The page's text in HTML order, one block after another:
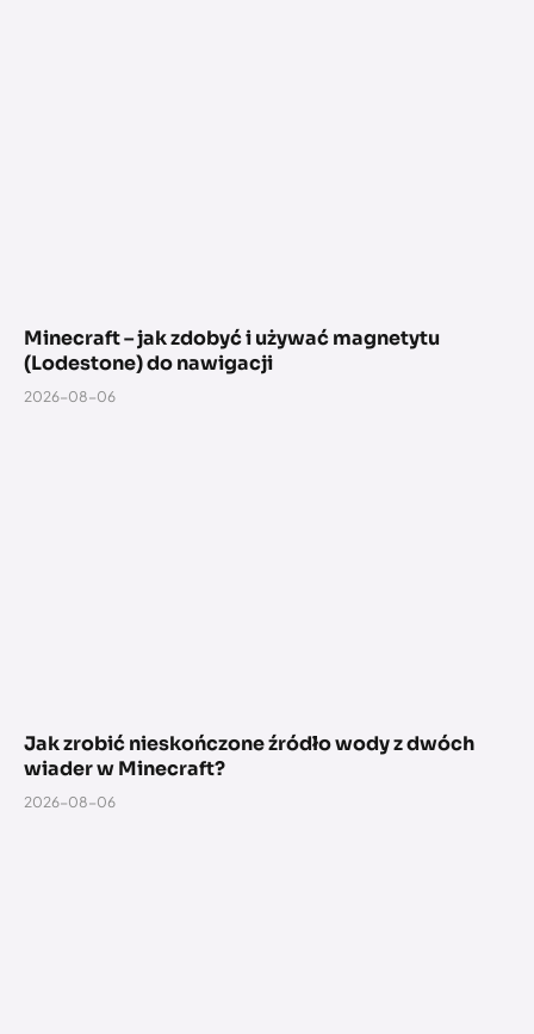
Minecraft – jak zdobyć i używać magnetytu
(Lodestone) do nawigacji
2026-08-06
Jak zrobić nieskończone źródło wody z dwóch
wiader w Minecraft?
2026-08-06